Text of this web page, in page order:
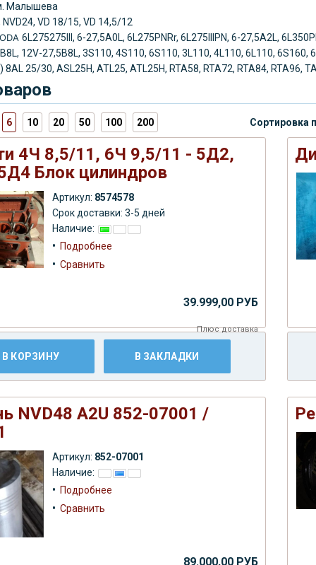
Малышева
VD 18/15, VD 14,5/12
6L275275III, 6-27,5A0L, 6L275PNRr, 6L275IIIPN, 6-27,5A2L,
12V-27,5B8L, 3S110, 4S110, 6S110, 3L110, 4L110, 6L110,
8AL 25/30, ASL25H, ATL25, ATL25H, RTA58, RTA72, RTA84, RTA96,
6 10 20 50 100 200 Сортировка
4Ч 8,5/11, 6Ч 9,5/11 - 5Д2,
Блок цилиндров
Артикул: 8574578
Срок доставки: 3-5 дней
Наличие:
• Подробнее
• Сравнить
39.999,00 РУБ
Плюсдоставка
В КОРЗИНУ В ЗАКЛАДКИ
NVD48 A2U 852-07001 /
Артикул: 852-07001
Наличие:
• Подробнее
• Сравнить
89.000,00 РУБ